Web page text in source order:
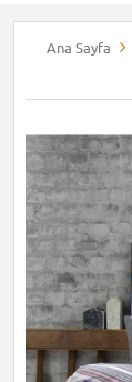
Ana Sayfa